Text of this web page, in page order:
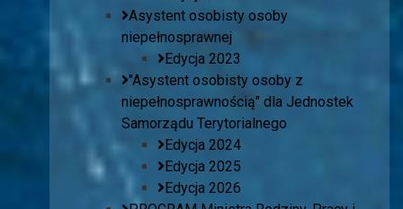
Asystent osobisty osoby
niepełnosprawnej
Edycja 2023
"Asystent osobisty osoby z
niepełnosprawnością" dla Jednostek
Samorządu Terytorialnego
Edycja 2024
Edycja 2025
Edycja 2026